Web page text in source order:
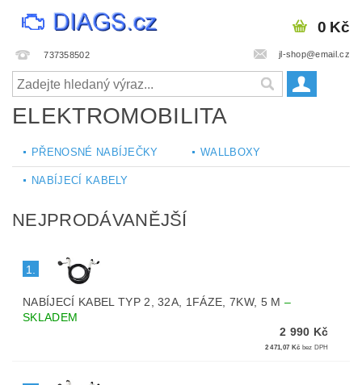
737358502 jl-shop@email.cz
0 Kč
ELEKTROMOBILITA
PŘENOSNÉ NABÍJEČKY WALLBOXY
NABÍJECÍ KABELY
NEJPRODÁVANĚJŠÍ
1.
NABÍJECÍ KABEL TYP 2, 32A, 1FÁZE, 7KW, 5 M –
SKLADEM
2 990 Kč
2 471,07 Kč bez DPH